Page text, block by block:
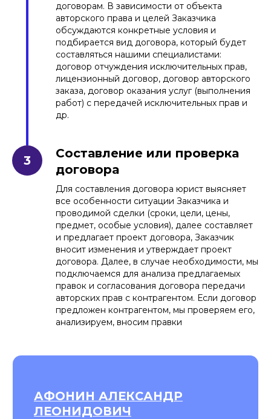
договорам. В зависимости от объекта
авторского права и целей Заказчика
обсуждаются конкретные условия и
подбирается вид договора, который будет
составляться нашими специалистами:
договор отчуждения исключительных прав,
лицензионный договор, договор авторского
заказа, договор оказания услуг (выполнения
работ) с передачей исключительных прав и
др.
Составление или проверка
договора
Для составления договора юрист выясняет
все особенности ситуации Заказчика и
проводимой сделки (сроки, цели, цены,
предмет, особые условия), далее составляет
и предлагает проект договора, Заказчик
вносит изменения и утверждает проект
договора. Далее, в случае необходимости, мы
подключаемся для анализа предлагаемых
правок и согласования договора передачи
авторских прав с контрагентом. Если договор
предложен контрагентом, мы проверяем его,
анализируем, вносим правки
Сервис «СберЗдоровье»
Сотрудничаем с компаний «Афонин,
Божор и партнёры» с 2018 г. и регулярно
обращаемся за составлением
предоставление исключительного права
пользования объектами авторского права.
Благодарим за высокий уровень
ответственности и оперативность.
Digital-агентство
«АУТ ДИДЖИТАЛ»